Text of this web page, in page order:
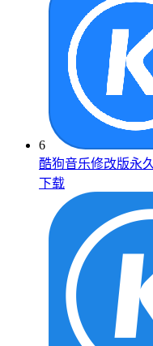
6
酷狗音乐修改版永
下载